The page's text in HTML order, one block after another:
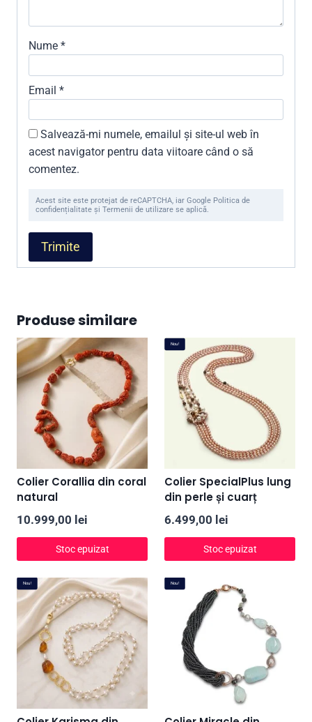
Nume *
Email *
Salvează-mi numele, emailul și site-ul web în
acest navigator pentru data viitoare când o să
comentez.
Acest site este protejat de reCAPTCHA, iar Google Politica de
confidențialitate și Termenii de utilizare se aplică.
Produse similare
Colier Corallia din coral
natural
10.999,00 lei
Stoc epuizat
Nou!
Colier SpecialPlus lung
din perle și cuarț
6.499,00 lei
Stoc epuizat
Nou! Nou!